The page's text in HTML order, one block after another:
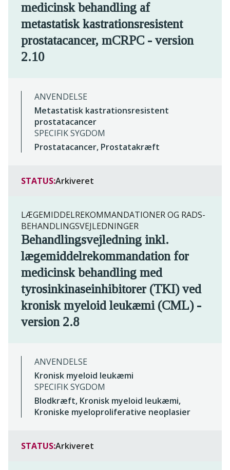
medicinsk behandling af
metastatisk kastrationsresistent
prostatacancer, mCRPC - version
2.10
ANVENDELSE
Metastatisk kastrationsresistent
prostatacancer
SPECIFIK SYGDOM
Prostatacancer, Prostatakræft
STATUS:Arkiveret
LÆGEMIDDELREKOMMANDATIONER OG RADS-
BEHANDLINGSVEJLEDNINGER
Behandlingsvejledning inkl.
lægemiddelrekommandation for
medicinsk behandling med
tyrosinkinaseinhibitorer (TKI) ved
kronisk myeloid leukæmi (CML) -
version 2.8
ANVENDELSE
Kronisk myeloid leukæmi
SPECIFIK SYGDOM
Blodkræft, Kronisk myeloid leukæmi,
Kroniske myeloproliferative neoplasier
STATUS:Arkiveret